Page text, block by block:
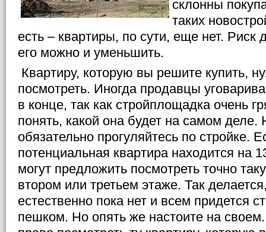
склонны
таких
есть – квартиры, по сути, еще нет. Риск
его можно и уменьшить.
Квартиру, которую вы решите купить,
посмотреть. Иногда продавцы
в конце, так как стройплощадка очень
понять, какой она будет на самом деле.
обязательно прогуляйтесь по стройке.
потенциальная квартира находится на
могут предложить посмотреть точно
втором или третьем этаже. Так
естественно пока нет и всем придется
пешком. Но опять же настоите на